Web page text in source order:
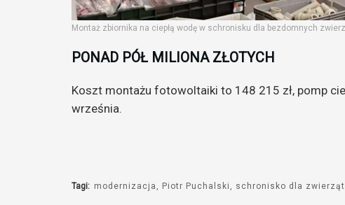
Montaż zbiornika na ciepłą wodę w schronisku dla bezdomnych
PONAD PÓŁ MILIONA ZŁOTYCH
Koszt montażu fotowoltaiki to 148 215 zł, pomp
września.
Tagi: modernizacja Piotr Puchalski schronisko dla zwierząt